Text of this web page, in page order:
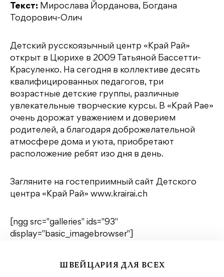
Текст: Мирослава Йорданова, Богдана
Тодорович-Олич
Детский русскоязычный центр «Край Рай»
открыт в Цюрихе в 2009 Татьяной Бассетти-
Красуленко. На сегодня в коллективе десять
квалифицированных педагогов, три
возрастные детские группы, различные
увлекательные творческие курсы. В «Край Рае»
очень дорожат уважением и доверием
родителей, а благодаря доброжелательной
атмосфере дома и уюта, приобретают
расположение ребят изо дня в день.
Загляните на гостеприимный сайт Детского
центра «Край Рай» www.krairai.ch
[ngg src="galleries" ids="93"
display="basic_imagebrowser"]
ШВЕЙЦАРИЯ ДЛЯ ВСЕХ